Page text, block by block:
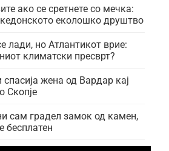
ако се сретнете со мечка:
еколошко друштво
лади, но Атлантикот врие:
климатски пресврт?
спасија жена од Вардар кај
Скопје
сам градел замок од камен,
бесплатен